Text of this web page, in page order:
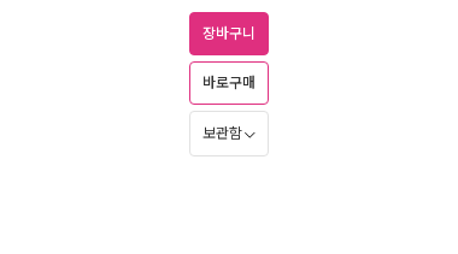
장바구니
바로구매
보관함